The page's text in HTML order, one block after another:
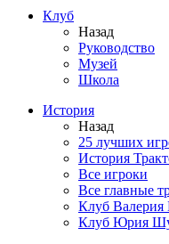
Клуб
Назад
Руководство
Музей
Школа
История
Назад
25 лучших
История
Все игроки
Все главные
Клуб Валерия
Клуб Юрия